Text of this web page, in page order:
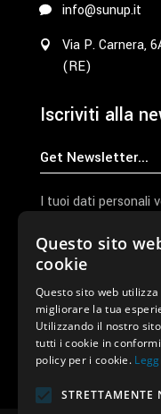
info@sunup.it
Via P. Carnera,
(RE)
Iscriviti alla
I tuoi dati personali
l'elaborazione
nella nostraprivacy
Ho letto e
Invia I
Questo sito
cookie
Questo sito web
migliorare la tua
Utilizzando il nostro
tutti i cookie in
policy per i cookie.
STRETTAMENTE